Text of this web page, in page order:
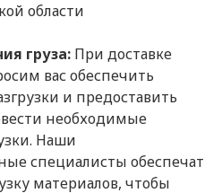
области
груза: При доставке
вас обеспечить
и предоставить
необходимые
Наши
специалисты обеспечат
материалов, чтобы